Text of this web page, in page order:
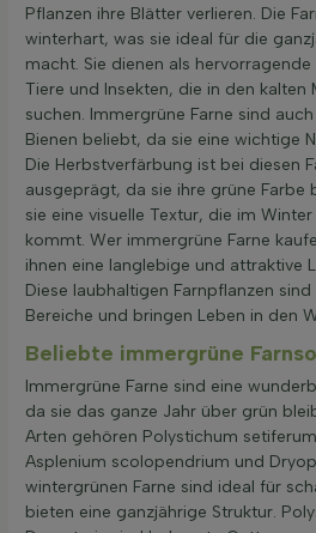
Pflanzen ihre Blätter verlieren. Die
winterhart, was sie ideal für die
macht. Sie dienen als
Tiere und Insekten, die in den kalten
suchen. Immergrüne Farne sind
Bienen beliebt, da sie eine wichtige
Die Herbstverfärbung ist bei diesen
ausgeprägt, da sie ihre grüne Farbe
sie eine visuelle Textur, die im
kommt. Wer immergrüne Farne
ihnen eine langlebige und attraktive
Diese laubhaltigen Farnpflanzen
Bereiche und bringen Leben in den
Beliebte immergrüne
Immergrüne Farne sind eine
da sie das ganze Jahr über grün
Arten gehören Polystichum
Asplenium scolopendrium und
wintergrünen Farne sind ideal für
bieten eine ganzjährige Struktur.